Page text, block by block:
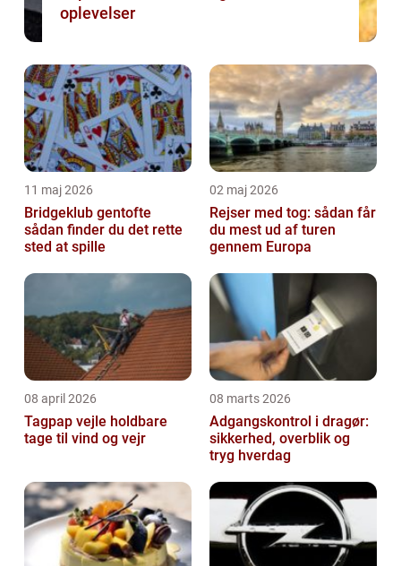
oplevelser
11 maj 2026
Bridgeklub gentofte
sådan finder du det rette
sted at spille
02 maj 2026
Rejser med tog: sådan får
du mest ud af turen
gennem Europa
08 april 2026
Tagpap vejle holdbare
tage til vind og vejr
08 marts 2026
Adgangskontrol i dragør:
sikkerhed, overblik og
tryg hverdag